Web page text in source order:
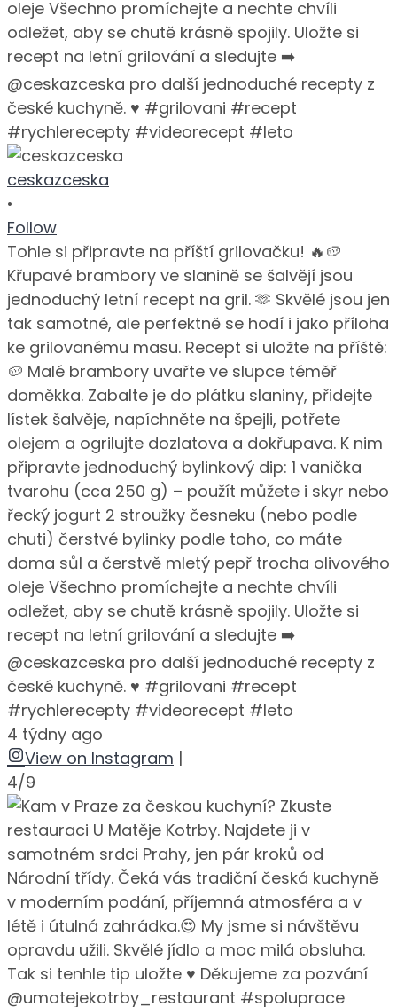
ceskazceska
•
Follow
Tohle si připravte na příští grilovačku! 🔥🥔
Křupavé brambory ve slanině se šalvějí jsou
jednoduchý letní recept na gril. 🫶 Skvělé jsou jen
tak samotné, ale perfektně se hodí i jako příloha
ke grilovanému masu. Recept si uložte na příště:
🥔 Malé brambory uvařte ve slupce téměř
doměkka. Zabalte je do plátku slaniny, přidejte
lístek šalvěje, napíchněte na špejli, potřete
olejem a ogrilujte dozlatova a dokřupava. K nim
připravte jednoduchý bylinkový dip: 1 vanička
tvarohu (cca 250 g) – použít můžete i skyr nebo
řecký jogurt 2 stroužky česneku (nebo podle
chuti) čerstvé bylinky podle toho, co máte
doma sůl a čerstvě mletý pepř trocha olivového
oleje Všechno promíchejte a nechte chvíli
odležet, aby se chutě krásně spojily. Uložte si
recept na letní grilování a sledujte ➡️
@ceskazceska pro další jednoduché recepty z
české kuchyně. ♥️ #grilovani #recept
#rychlerecepty #videorecept #leto
4 týdny ago
View on Instagram |
4/9